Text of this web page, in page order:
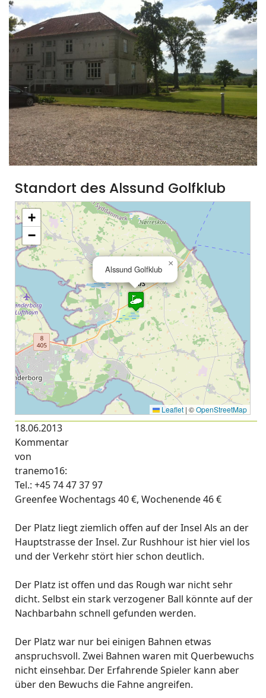
Standort des Alssund Golfklub
Alssund Golfklub
×
+
−
Leaflet | ©OpenStreetMap
18.06.2013
Kommentar
von
tranemo16:
Tel.: +45 74 47 37 97
Greenfee Wochentags 40 €, Wochenende 46 €
Der Platz liegt ziemlich offen auf der Insel Als an der
Hauptstrasse der Insel. Zur Rushhour ist hier viel los
und der Verkehr stört hier schon deutlich.
Der Platz ist offen und das Rough war nicht sehr
dicht. Selbst ein stark verzogener Ball könnte auf der
Nachbarbahn schnell gefunden werden.
Der Platz war nur bei einigen Bahnen etwas
anspruchsvoll. Zwei Bahnen waren mit Querbewuchs
nicht einsehbar. Der Erfahrende Spieler kann aber
über den Bewuchs die Fahne angreifen.